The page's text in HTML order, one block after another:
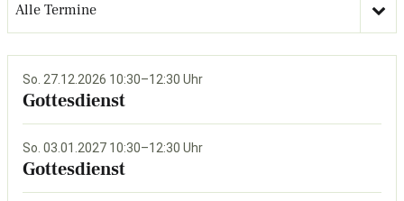
Alle Termine
So. 27.12.2026 10:30–12:30 Uhr
Gottesdienst
So. 03.01.2027 10:30–12:30 Uhr
Gottesdienst